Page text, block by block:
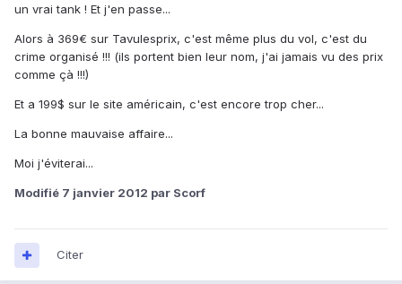
un vrai tank ! Et j'en passe...
Alors à 369€ sur Tavulesprix, c'est même plus du vol, c'est du
crime organisé !!! (ils portent bien leur nom, j'ai jamais vu des prix
comme çà !!!)
Et a 199$ sur le site américain, c'est encore trop cher...
La bonne mauvaise affaire...
Moi j'éviterai...
Modifié 7 janvier 2012 par Scorf
Citer